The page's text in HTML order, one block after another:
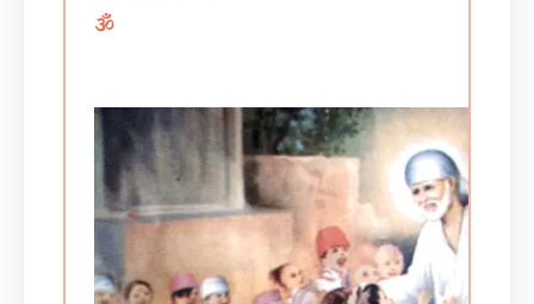
🕉️